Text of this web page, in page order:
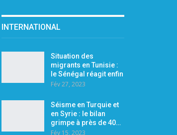
INTERNATIONAL
Situation des
migrants en Tunisie :
le Sénégal réagit enfin
Fév 27, 2023
Séisme en Turquie et
en Syrie : le bilan
grimpe à près de 40…
Fév 15, 2023